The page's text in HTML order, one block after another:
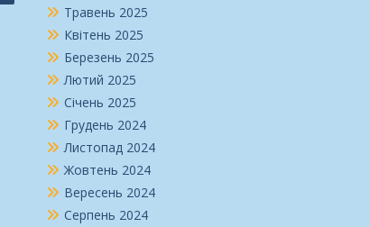
Травень 2025
Квітень 2025
Березень 2025
Лютий 2025
Січень 2025
Грудень 2024
Листопад 2024
Жовтень 2024
Вересень 2024
Серпень 2024